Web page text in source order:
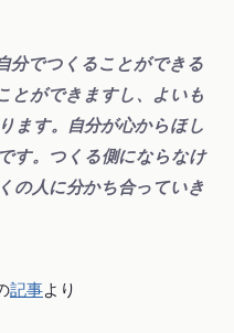
分でつくることができる
とができますし、よいも
ます。自分が心からほし
す。つくる側にならなけ
の人に分かち合っていき
記事より